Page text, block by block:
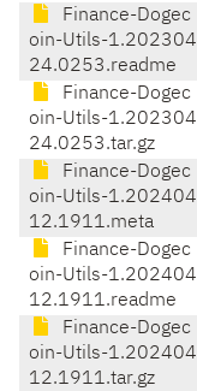
Finance-Dogec
oin-Utils-1.202304
24.0253.readme
Finance-Dogec
oin-Utils-1.202304
24.0253.tar.gz
Finance-Dogec
oin-Utils-1.202404
12.1911.meta
Finance-Dogec
oin-Utils-1.202404
12.1911.readme
Finance-Dogec
oin-Utils-1.202404
12.1911.tar.gz